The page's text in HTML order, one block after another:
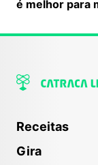
é melhor para
Receitas
Gira